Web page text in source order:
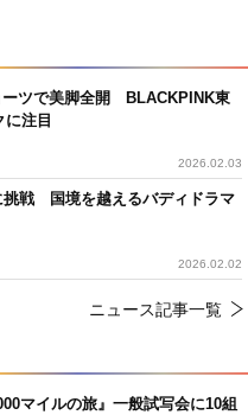
ーツで美脚全開 BLACKPINK東
に注目
2026.02.03
挑戦 国境を越えるバディドラマ
2026.02.02
ニュース記事一覧
マイルの旅』一般試写会に10組